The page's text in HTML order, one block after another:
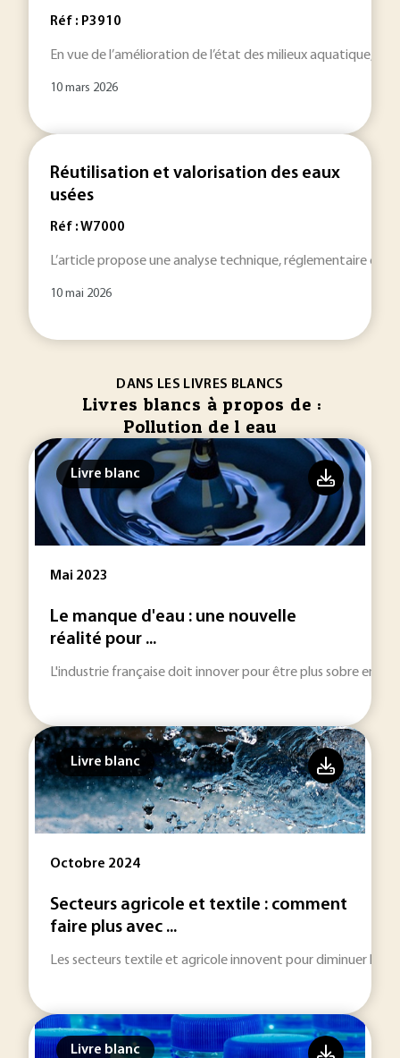
Réf : P3910
En vue de l’amélioration de l’état des milieux aquatique,
10 mars 2026
Réutilisation et valorisation des eaux
usées
Réf : W7000
L’article propose une analyse technique, réglementaire et
10 mai 2026
DANS LES LIVRES BLANCS
Livres blancs à propos de :
Pollution de l eau
Livre blanc
Mai 2023
Le manque d'eau : une nouvelle
réalité pour ...
L'industrie française doit innover pour être plus sobre en
Livre blanc
Octobre 2024
Secteurs agricole et textile : comment
faire plus avec ...
Les secteurs textile et agricole innovent pour diminuer leurs
Livre blanc